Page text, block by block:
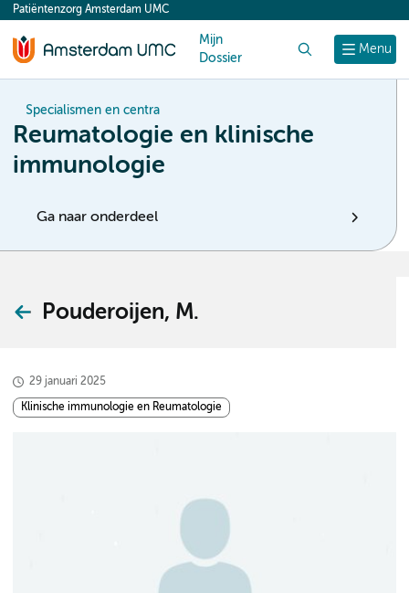
content
Menu
Patiëntenzorg Amsterdam UMC
Mijn
Dossier
Specialismen en centra
Reumatologie en klinische
immunologie
Ga naar onderdeel
Pouderoijen, M.
29 januari 2025
Klinische immunologie en Reumatologie